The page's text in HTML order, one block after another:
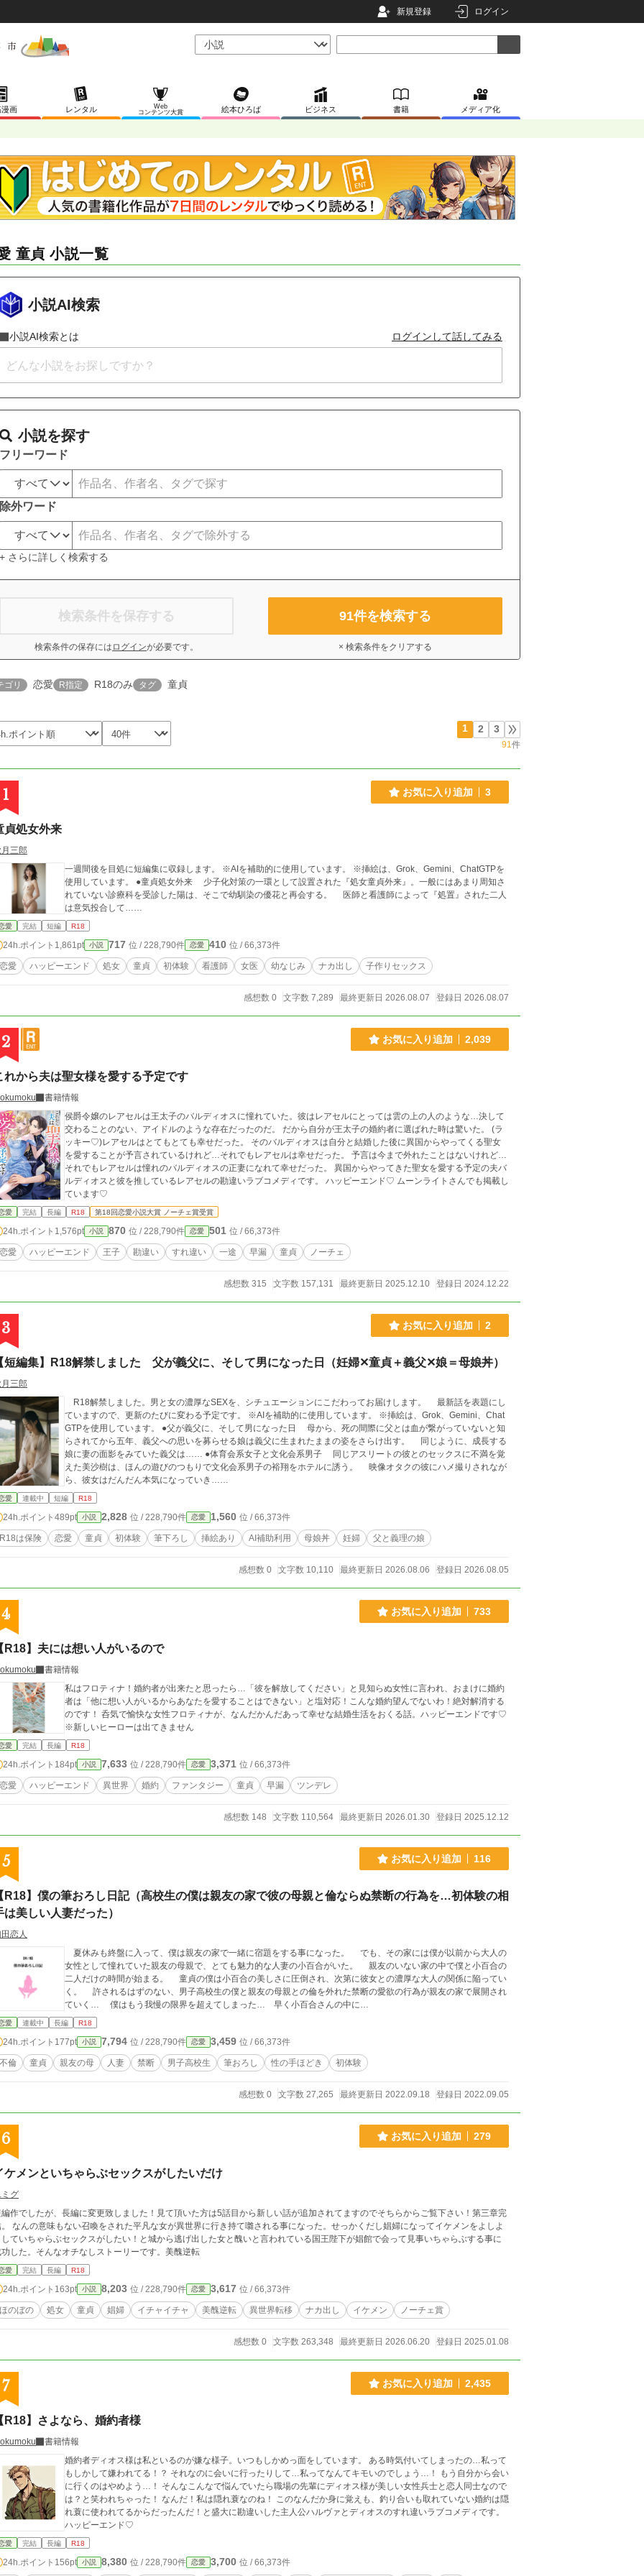
新規登録 ログイン
画 レンタル
Web
コンテンツ大賞
絵本ひろば ビジネス 書籍 メディア化
童貞 小説一覧
小説AI検索
小説AI検索とは ログインして話してみる
小説を探す
フリーワード
除外ワード
+ さらに詳しく検索する
検索条件を保存する
検索条件の保存には ログインが必要です。
91件を検索する
× 検索条件をクリアする
ゴリ 恋愛 R指定 R18のみ タグ 童貞
1 2 3
91件
1 お気に入り追加 3
貞処女外来
三郎
一週間後を目処に短編集に収録します。 ※AIを補助的に使用しています。 ※挿絵は、Grok、Gemini、ChatGTPを
使用しています。 ●童貞処女外来 少子化対策の一環として設置された『処女童貞外来』。一般にはあまり周知さ
れていない診療科を受診した陽は、そこで幼馴染の優花と再会する。 医師と看護師によって『処置』された二人
は意気投合して……
愛 完結 短編 R18
24h.ポイント 1,861pt 小説 717 位 / 228,790件 恋愛 410 位 / 66,373件
恋愛 ハッピーエンド 処女 童貞 初体験 看護師 女医 幼なじみ ナカ出し 子作りセックス
感想数 0 文字数 7,289 最終更新日 2026.08.07 登録日 2026.08.07
2 お気に入り追加 2,039
れから夫は聖女様を愛する予定です
書籍情報
侯爵令嬢のレアセルは王太子のバルディオスに憧れていた。彼はレアセルにとっては雲の上の人のような…決して
交わることのない、アイドルのような存在だったのだ。 だから自分が王太子の婚約者に選ばれた時は驚いた。 (ラ
ッキー♡)レアセルはとてもとても幸せだった。 そのバルディオスは自分と結婚した後に異国からやってくる聖女
を愛することが予言されているけれど…それでもレアセルは幸せだった。 予言は今まで外れたことはないけれど…
それでもレアセルは憧れのバルディオスの正妻になれて幸せだった。 異国からやってきた聖女を愛する予定の夫バ
ルディオスと彼を推しているレアセルの勘違いラブコメディです。 ハッピーエンド♡ ムーンライトさんでも掲載し
ています♡
愛 完結 長編 R18 第18回恋愛小説大賞 ノーチェ賞受賞
24h.ポイント 1,576pt 小説 870 位 / 228,790件 恋愛 501 位 / 66,373件
恋愛 ハッピーエンド 王子 勘違い すれ違い 一途 早漏 童貞 ノーチェ
感想数 315 文字数 157,131 最終更新日 2025.12.10 登録日 2024.12.22
3 お気に入り追加 2
短編集】R18解禁しました 父が義父に、そして男になった日（妊婦✕童貞＋義父✕娘＝母娘丼）
三郎
R18解禁しました。男と女の濃厚なSEXを、シチュエーションにこだわってお届けします。 最新話を表題にし
ていますので、更新のたびに変わる予定です。 ※AIを補助的に使用しています。 ※挿絵は、Grok、Gemini、Chat
GTPを使用しています。 ●父が義父に、そして男になった日 母から、死の間際に父とは血が繋がっていないと知
らされてから五年、義父への思いを募らせる娘は義父に生まれたままの姿をさらけ出す。 同じように、成長する
娘に妻の面影をみていた義父は…… ●体育会系女子と文化会系男子 同じアスリートの彼とのセックスに不満を覚
えた美沙樹は、ほんの遊びのつもりで文化会系男子の裕翔をホテルに誘う。 映像オタクの彼にハメ撮りされなが
ら、彼女はだんだん本気になっていき……
愛 連載中 短編 R18
24h.ポイント 489pt 小説 2,828 位 / 228,790件 恋愛 1,560 位 / 66,373件
R18は保険 恋愛 童貞 初体験 筆下ろし 挿絵あり AI補助利用 母娘丼 妊婦 父と義理の娘
感想数 0 文字数 10,110 最終更新日 2026.08.06 登録日 2026.08.05
4 お気に入り追加 733
R18】夫には想い人がいるので
書籍情報
私はフロティナ！婚約者が出来たと思ったら…「彼を解放してください」と見知らぬ女性に言われ、おまけに婚約
者は「他に想い人がいるからあなたを愛することはできない」と塩対応！こんな婚約望んでないわ！絶対解消する
のです！ 呑気で愉快な女性フロティナが、なんだかんだあって幸せな結婚生活をおくる話。ハッピーエンドです♡
※新しいヒーローは出てきません
愛 完結 長編 R18
24h.ポイント 184pt 小説 7,633 位 / 228,790件 恋愛 3,371 位 / 66,373件
恋愛 ハッピーエンド 異世界 婚約 ファンタジー 童貞 早漏 ツンデレ
感想数 148 文字数 110,564 最終更新日 2026.01.30 登録日 2025.12.12
5 お気に入り追加 116
R18】僕の筆おろし日記（高校生の僕は親友の家で彼の母親と倫ならぬ禁断の行為を…初体験の相
は美しい人妻だった）
恋人
夏休みも終盤に入って、僕は親友の家で一緒に宿題をする事になった。 でも、その家には僕が以前から大人の
女性として憧れていた親友の母親で、とても魅力的な人妻の小百合がいた。 親友のいない家の中で僕と小百合の
二人だけの時間が始まる。 童貞の僕は小百合の美しさに圧倒され、次第に彼女との濃厚な大人の関係に陥ってい
く。 許されるはずのない、男子高校生の僕と親友の母親との倫を外れた禁断の愛欲の行為が親友の家で展開され
ていく… 僕はもう我慢の限界を超えてしまった… 早く小百合さんの中に…
愛 連載中 長編 R18
24h.ポイント 177pt 小説 7,794 位 / 228,790件 恋愛 3,459 位 / 66,373件
不倫 童貞 親友の母 人妻 禁断 男子高校生 筆おろし 性の手ほどき 初体験
感想数 0 文字数 27,265 最終更新日 2022.09.18 登録日 2022.09.05
6 お気に入り追加 279
ケメンといちゃらぶセックスがしたいだけ
グ
作でしたが、長編に変更致しました！見て頂いた方は5話目から新しい話が追加されてますのでそちらからご覧下さい！第三章完
なんの意味もない召喚をされた平凡な女が異世界に行き持て囃される事になった。せっかくだし娼婦になってイケメンをよしよ
ていちゃらぶセックスがしたい！と城から逃げ出した女と醜いと言われている国王陛下が娼館で会って見事いちゃらぶする事に
した。そんなオチなしストーリーです。美醜逆転
愛 完結 長編 R18
24h.ポイント 163pt 小説 8,203 位 / 228,790件 恋愛 3,617 位 / 66,373件
ほのぼの 処女 童貞 娼婦 イチャイチャ 美醜逆転 異世界転移 ナカ出し イケメン ノーチェ賞
感想数 0 文字数 263,348 最終更新日 2026.06.20 登録日 2025.01.08
7 お気に入り追加 2,435
R18】さよなら、婚約者様
書籍情報
婚約者ディオス様は私といるのが嫌な様子。いつもしかめっ面をしています。 ある時気付いてしまったの…私って
もしかして嫌われてる！？ それなのに会いに行ったりして…私ってなんてキモいのでしょう…！ もう自分から会い
に行くのはやめよう…！ そんなこんなで悩んでいたら職場の先輩にディオス様が美しい女性兵士と恋人同士なので
は？と笑われちゃった！ なんだ！私は隠れ蓑なのね！ このなんだか身に覚えも、釣り合いも取れていない婚約は隠
れ蓑に使われてるからだったんだ！と盛大に勘違いした主人公ハルヴァとディオスのすれ違いラブコメディです。
ハッピーエンド♡
愛 完結 長編 R18
24h.ポイント 156pt 小説 8,380 位 / 228,790件 恋愛 3,700 位 / 66,373件